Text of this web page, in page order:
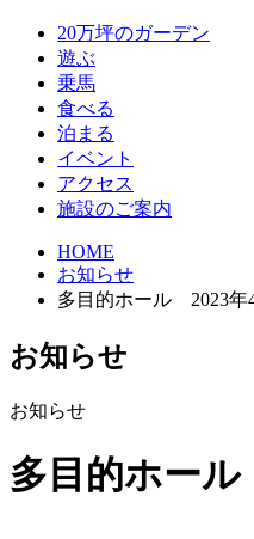
20万坪のガーデン
遊ぶ
乗馬
食べる
泊まる
イベント
アクセス
施設のご案内
HOME
お知らせ
多目的ホール 2023年
お知らせ
お知らせ
多目的ホー